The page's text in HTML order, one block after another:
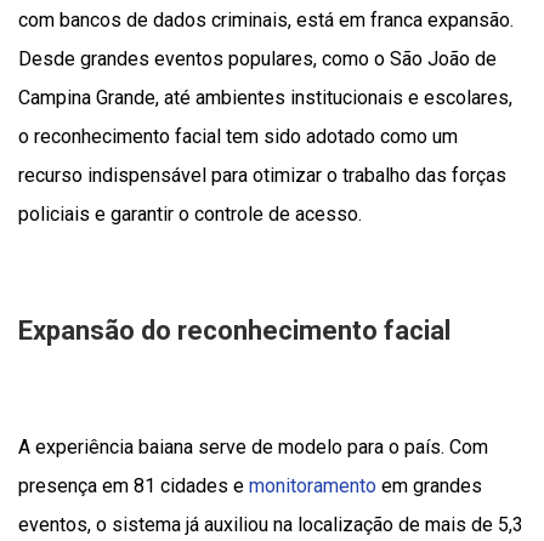
com bancos de dados criminais, está em franca expansão.
Desde grandes eventos populares, como o São João de
Campina Grande, até ambientes institucionais e escolares,
o reconhecimento facial tem sido adotado como um
recurso indispensável para otimizar o trabalho das forças
policiais e garantir o controle de acesso.
Expansão do reconhecimento facial
A experiência baiana serve de modelo para o país. Com
presença em 81 cidades e monitoramento em grandes
eventos, o sistema já auxiliou na localização de mais de 5,3